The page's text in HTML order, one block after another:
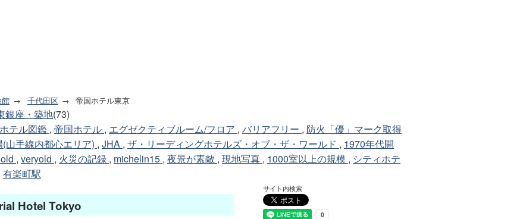
館 千代田区 帝国ホテル東京
銀座・築地(73)
テル図鑑 , 帝国ホテル , エグゼクティブルーム/フロア , バリアフリー , 防火「優」マーク取得
山手線内都心エリア) , JHA , ザ・リーディングホテルズ・オブ・ザ・ワールド , 1970年代開
, veryold , 火災の記録 , michelin15 , 夜景が素敵 , 現地写真 , 1000室以上の規模 , シティホテ
有楽町駅
Hotel Tokyo
サイト内検索